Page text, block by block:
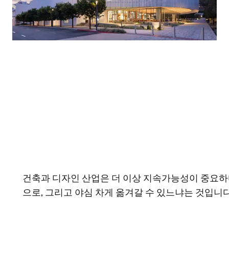
건축과 디자인 산업은 더 이상 지속가능성이 중요
으로, 그리고 야심 차게 옮겨갈 수 있느냐는 것입니